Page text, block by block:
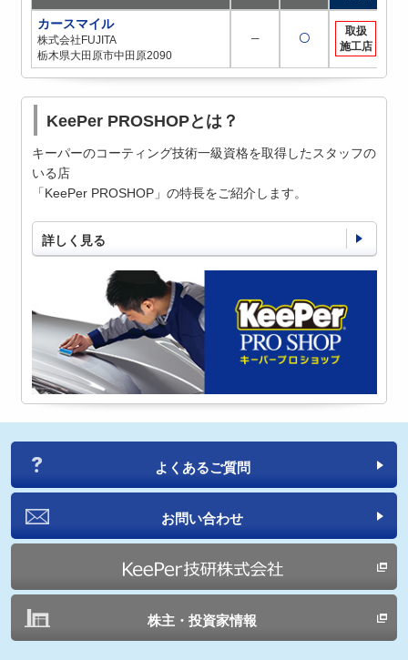
カースマイル
株式会社FUJITA
栃木県大田原市中田原2090
─ 〇
取扱
施工店
KeePer PROSHOPとは？
キーパーのコーティング技術一級資格を取得したスタッフの
いる店
「KeePer PROSHOP」の特長をご紹介します。
詳しく見る
よくあるご質問
お問い合わせ
株主・投資家情報